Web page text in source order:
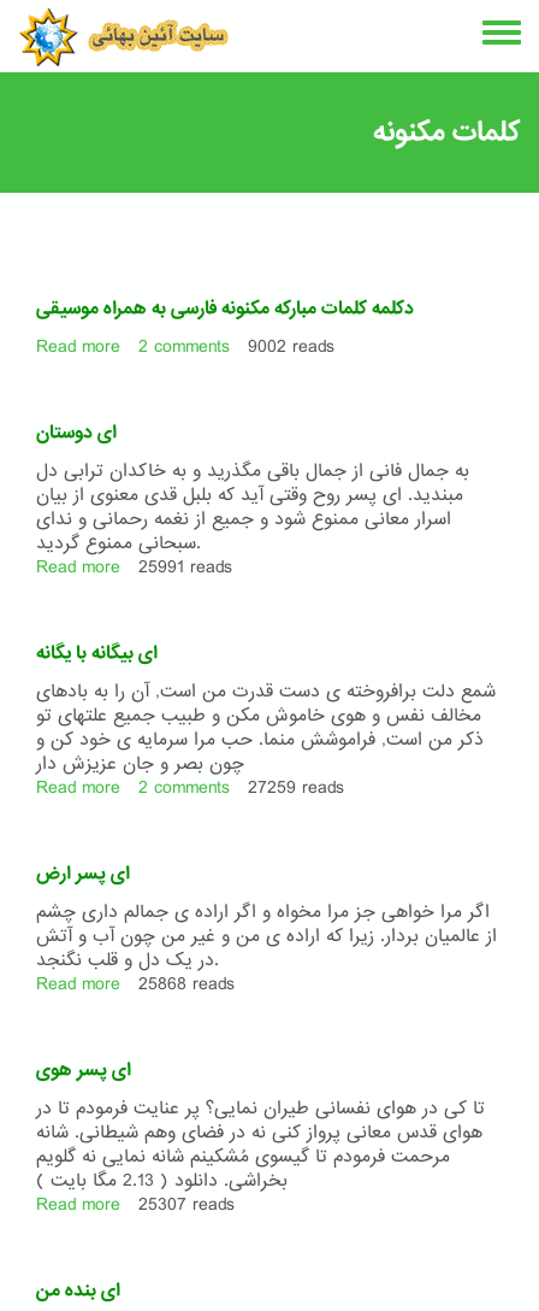
Skip
main
کلمات مکنونه
دکلمه کلمات مبارکه مکنونه فارسی به همراه موسیقی
Read more about
فارسی
به
همراه
موسیقی
2 comments 9002 reads
ای دوستان
به جمال فانی از جمال باقی مگذرید و به خاکدان ترابی دل
مبندید. ای پسر روح وقتی آید که بلبل قدی معنوی از بیان
اسرار معانی ممنوع شود و جمیع از نغمه رحمانی و ندای
سبحانی ممنوع گردید.
Read more about
25991 reads
ای بیگانه با یگانه
شمع دلت برافروخته ی دست قدرت من است, آن را به بادهای
مخالف نفس و هوی خاموش مکن و طبیب جمیع علتهای تو
ذکر من است, فراموشش منما. حب مرا سرمایه ی خود کن و
چون بصر و جان عزیزش دار
Read more about
با
یگانه
2 comments 27259 reads
ای پسر ارض
اگر مرا خواهی جز مرا مخواه و اگر اراده ی جمالم داری چشم
از عالمیان بردار. زیرا که اراده ی من و غیر من چون آب و آتش
در یک دل و قلب نگنجد.
Read more about
ارض
25868 reads
ای پسر هوی
تا کی در هوای نفسانی طیران نمایی؟ پر عنایت فرمودم تا در
هوای قدس معانی پرواز کنی نه در فضای وهم شیطانی. شانه
مرحمت فرمودم تا گیسوی مُشکینم شانه نمایی نه گلویم
بخراشی. دانلود ( 2.13 مگا بایت )
Read more about
25307 reads
ای بنده من